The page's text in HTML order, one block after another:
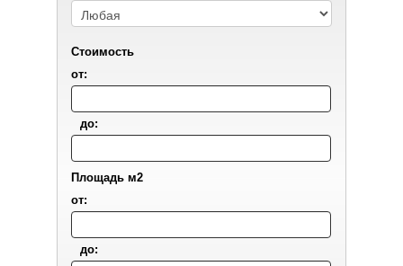
Стоимость
от:
до:
Площадь м2
от:
до: